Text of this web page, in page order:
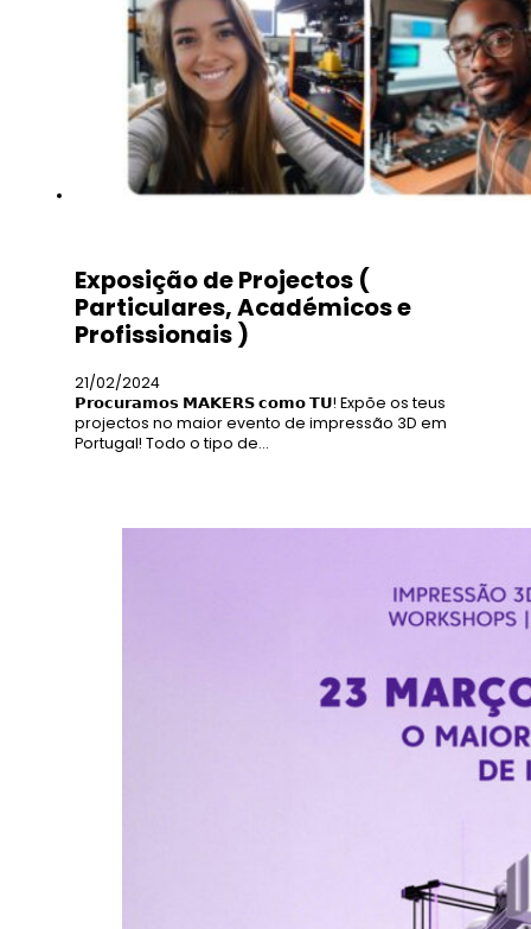
Exposição de Projectos (
Particulares, Académicos e
Profissionais )
21/02/2024
𝗣𝗿𝗼𝗰𝘂𝗿𝗮𝗺𝗼𝘀 𝗠𝗔𝗞𝗘𝗥𝗦 𝗰𝗼𝗺𝗼 𝗧𝗨! Expõe os teus
projectos no maior evento de impressão 3D em
Portugal! Todo o tipo de…